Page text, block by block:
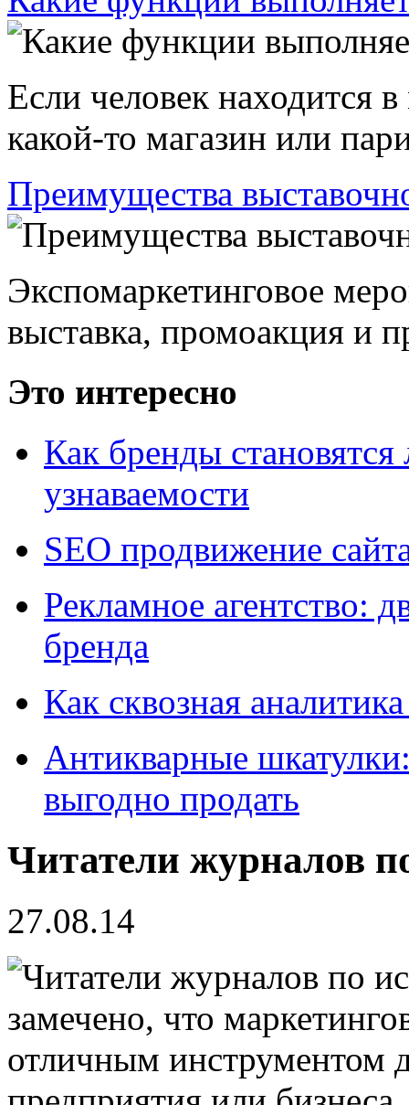
Если человек находится
какой-то магазин или
Преимущества
Экспомаркетинговое
выставка, промоакция и
Это интересно
Как бренды
узнаваемости
SEO продвижение
Рекламное агентство:
бренда
Как сквозная
Антикварные
выгодно продать
Читатели журналов
27.08.14
замечено, что
отличным инструментом